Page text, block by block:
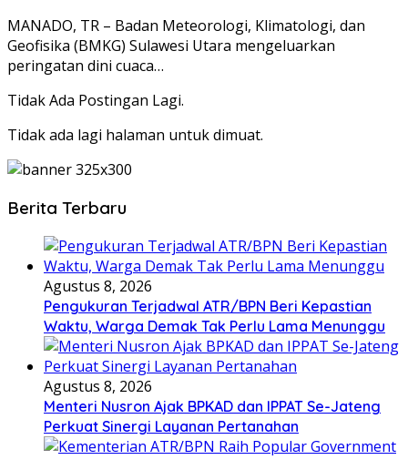
MANADO, TR – Badan Meteorologi, Klimatologi, dan
Geofisika (BMKG) Sulawesi Utara mengeluarkan
peringatan dini cuaca…
Tidak Ada Postingan Lagi.
Tidak ada lagi halaman untuk dimuat.
Berita Terbaru
Agustus 8, 2026
Pengukuran Terjadwal ATR/BPN Beri Kepastian
Waktu, Warga Demak Tak Perlu Lama Menunggu
Agustus 8, 2026
Menteri Nusron Ajak BPKAD dan IPPAT Se-Jateng
Perkuat Sinergi Layanan Pertanahan